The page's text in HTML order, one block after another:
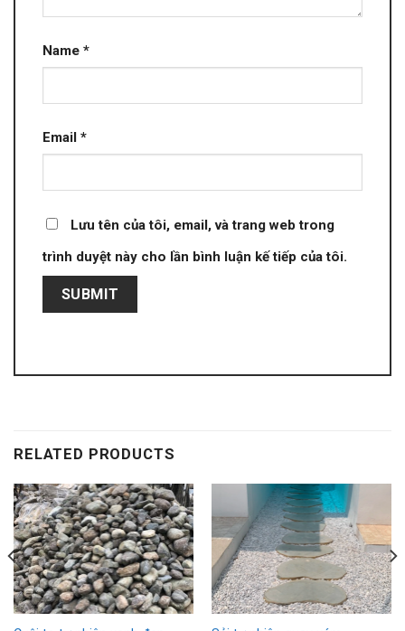
Name *
Email *
Lưu tên của tôi, email, và trang web trong
trình duyệt này cho lần bình luận kế tiếp của tôi.
RELATED PRODUCTS